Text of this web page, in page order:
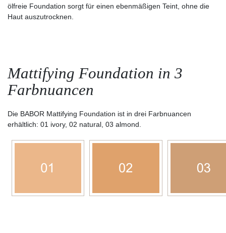
ölfreie Foundation sorgt für einen ebenmäßigen Teint, ohne die
Haut auszutrocknen.
Mattifying Foundation in 3
Farbnuancen
Die BABOR Mattifying Foundation ist in drei Farbnuancen
erhältlich: 01 ivory, 02 natural, 03 almond.